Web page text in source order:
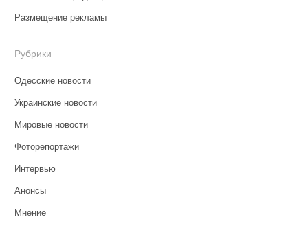
Размещение рекламы
Рубрики
Одесские новости
Украинские новости
Мировые новости
Фоторепортажи
Интервью
Анонсы
Мнение